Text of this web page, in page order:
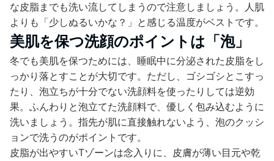
な皮脂までも洗い流してしまうので注意しましょう。人肌
よりも「少しぬるいかな？」と感じる温度がベストです。
美肌を保つ洗顔のポイントは「泡」
冬でも美肌を保つためには、睡眠中に分泌された皮脂をし
っかり落とすことが大切です。ただし、ゴシゴシとこすっ
たり、泡立ちが十分でない洗顔料を使ったりしては逆効
果。ふんわりと泡立てた洗顔料で、優しく包み込むように
洗いましょう。指先が肌に直接触れないよう、泡のクッシ
ョンで洗うのがポイントです。
皮脂が出やすいTゾーンは念入りに、皮膚が薄い目元や乾